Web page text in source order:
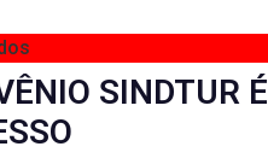
SINDTUR É